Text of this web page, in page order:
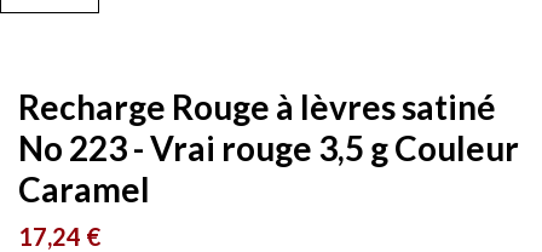
Recharge Rouge à lèvres satiné
No 223 - Vrai rouge 3,5 g Couleur
Caramel
17,24 €